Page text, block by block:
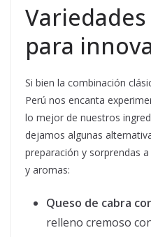
para
Si bien la combinación
Perú nos encanta
lo mejor de nuestros
dejamos algunas
preparación y sorprendas
y aromas:
Queso de cabra
relleno cremoso